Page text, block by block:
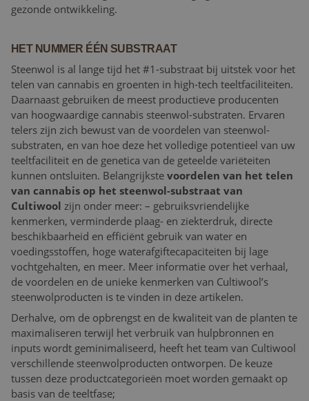
gezonde ontwikkeling.
HET NUMMER ÉÉN SUBSTRAAT
Steenwol is al lange tijd het #1-substraat bij uitstek voor het
telen van cannabis en groenten in high-tech teeltfaciliteiten.
Daarnaast gebruiken de meest productieve producenten
van hoogwaardige cannabis steenwol-substraten. Ervaren
telers zijn zich bewust van de voordelen van steenwol-
substraten, en van hoe deze het volledige potentieel van uw
teeltfaciliteit en de genetica van de geteelde variëteiten
kunnen ontsluiten. Belangrijkste voordelen van het telen
van cannabis op het steenwol-substraat van
Cultiwool zijn onder meer: – gebruiksvriendelijke
kenmerken, verminderde plaag- en ziekterdruk, directe
beschikbaarheid en efficiënt gebruik van water en
voedingsstoffen, hoge waterafgiftecapaciteiten bij lage
vochtgehalten, en meer. Meer informatie over het verhaal,
de voordelen en de unieke kenmerken van Cultiwool’s
steenwolproducten is te vinden in deze artikelen.
Derhalve, om de opbrengst en de kwaliteit van de planten te
maximaliseren terwijl het verbruik van hulpbronnen en
inputs wordt geminimaliseerd, heeft het team van Cultiwool
verschillende steenwolproducten ontworpen. De keuze
tussen deze productcategorieën moet worden gemaakt op
basis van de teeltfase;